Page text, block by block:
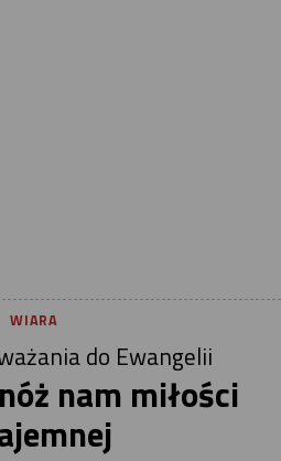
WIARA
do Ewangelii
nam miłości